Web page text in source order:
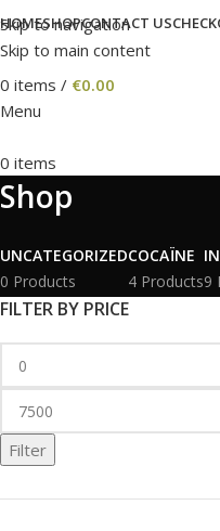
Skip to navigation
Skip to main content
HOMESHOPCONTACT US
0 items / €0.00
Menu
0 items
Shop
UNCATEGORIZED
0 Products
COCAÏNE
4 Products9
FILTER BY PRICE
Filter